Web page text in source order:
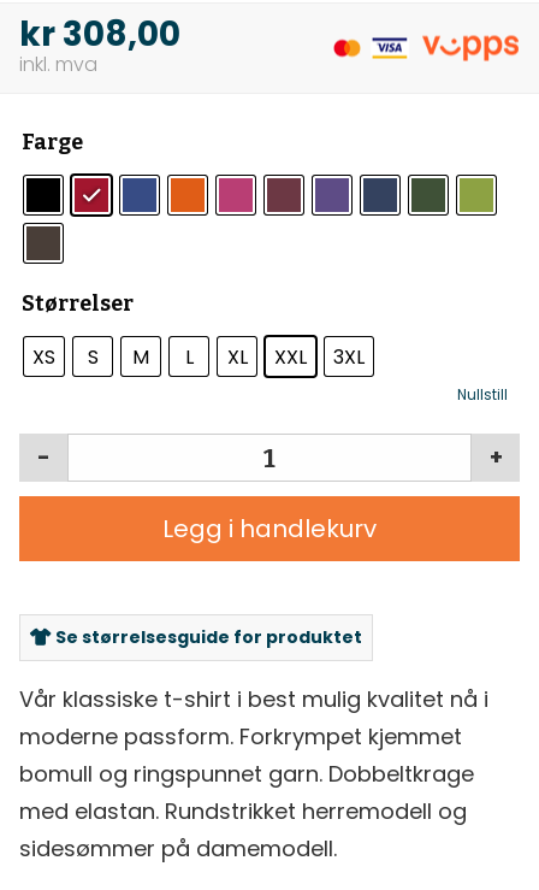
kr308,00
Farge
Størrelser
XS S M L XL XXL 3XL
Nullstill
+
-
Legg i handlekurv
Se størrelsesguide for produktet
Vår klassiske t-shirt i best mulig kvalitet nå i
moderne passform. Forkrympet kjemmet
bomull og ringspunnet garn. Dobbeltkrage
med elastan. Rundstrikket herremodell og
sidesømmer på damemodell.